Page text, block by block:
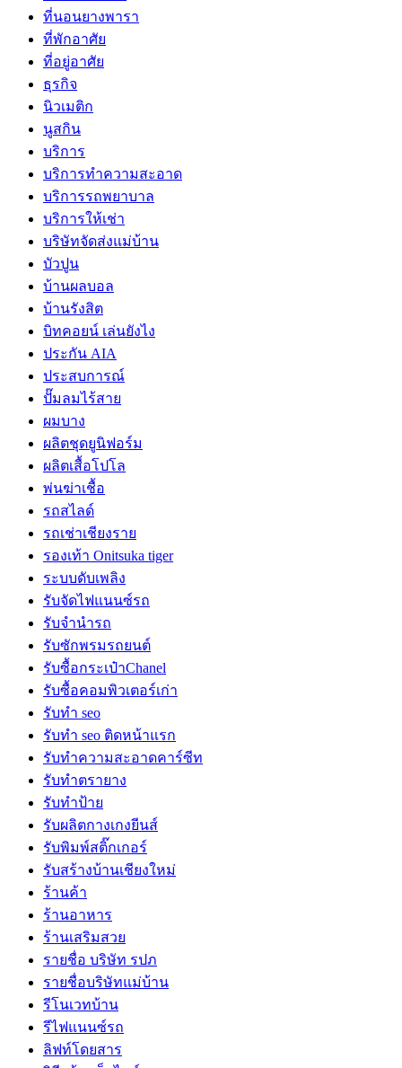
ที่นอนยางพารา
ที่พักอาศัย
ที่อยู่อาศัย
ธุรกิจ
นิวเมติก
นูสกิน
บริการ
บริการทำความสะอาด
บริการรถพยาบาล
บริการให้เช่า
บริษัทจัดส่งแม่บ้าน
บัวปูน
บ้านผลบอล
บ้านรังสิต
บิทคอยน์ เล่นยังไง
ประกัน AIA
ประสบการณ์
ปั๊มลมไร้สาย
ผมบาง
ผลิตชุดยูนิฟอร์ม
ผลิตเสื้อโปโล
พ่นฆ่าเชื้อ
รถสไลด์
รถเช่าเชียงราย
รองเท้า Onitsuka tiger
ระบบดับเพลิง
รับจัดไฟแนนซ์รถ
รับจำนำรถ
รับซักพรมรถยนต์
รับซื้อกระเป๋าChanel
รับซื้อคอมพิวเตอร์เก่า
รับทำ seo
รับทำ seo ติดหน้าแรก
รับทำความสะอาดคาร์ซีท
รับทำตรายาง
รับทำป้าย
รับผลิตกางเกงยีนส์
รับพิมพ์สติ๊กเกอร์
รับสร้างบ้านเชียงใหม่
ร้านค้า
ร้านอาหาร
ร้านเสริมสวย
รายชื่อ บริษัท รปภ
รายชื่อบริษัทแม่บ้าน
รีโนเวทบ้าน
รีไฟแนนซ์รถ
ลิฟท์โดยสาร